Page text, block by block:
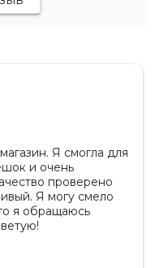
Я смогла для
и очень
проверено
Я могу смело
я обращаюсь